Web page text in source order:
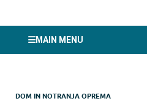
MAIN MENU
DOM IN NOTRANJA OPREMA